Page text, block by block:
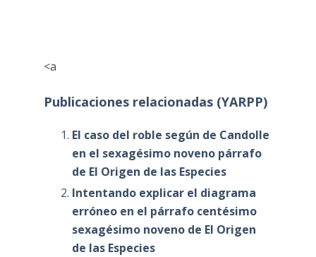
<a
Publicaciones relacionadas (YARPP)
El caso del roble según de Candolle
en el sexagésimo noveno párrafo
de El Origen de las Especies
Intentando explicar el diagrama
erróneo en el párrafo centésimo
sexagésimo noveno de El Origen
de las Especies